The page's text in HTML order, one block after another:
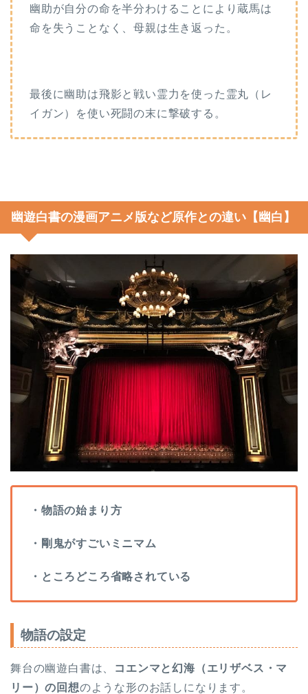
幽助が自分の命を半分わけることにより蔵馬は
命を失うことなく、母親は生き返った。
最後に幽助は飛影と戦い霊力を使った霊丸（レ
イガン）を使い死闘の末に撃破する。
幽遊白書の漫画アニメ版など原作との違い【幽白】
・物語の始まり方
・剛鬼がすごいミニマム
・ところどころ省略されている
物語の設定
舞台の幽遊白書は、
コエンマと幻海（エリザベス・マ
リー）の回想のような形のお話しになります。